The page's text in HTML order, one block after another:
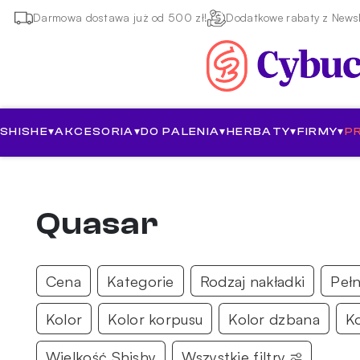
Darmowa dostawa już od 500 zł! Dodatkowe rabaty z
SHISHE▾AKCESORIA▾DO PALENIA▾HERBATY▾FIRMY▾
Quasar
Cena Kategorie Rodzaj nakładki
Kolor Kolor korpusu Kolor dzbana